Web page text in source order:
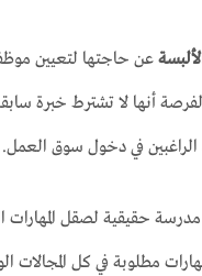
عن حاجتها لتعيين
أنها لا تشترط خبرة
في دخول سوق العمل.
حقيقية لصقل
مطلوبة في كل المجالات